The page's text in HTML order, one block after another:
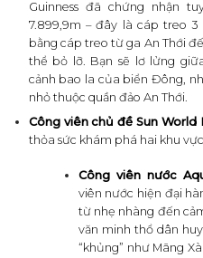
Guinness đã chứng nhận
7.899,9m – đây là cáp treo
bằng cáp treo từ ga An Thới
thể bỏ lỡ. Bạn sẽ lơ lửng
cảnh bao la của biển Đông,
nhỏ thuộc quần đảo An Thới.
Công viên chủ đề Sun World
thỏa sức khám phá hai khu
Công viên nước
viên nước hiện đại
từ nhẹ nhàng đến
văn minh thổ dân
“khủng” như Mãng